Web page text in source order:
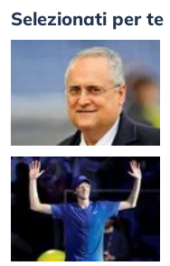
Selezionati per te